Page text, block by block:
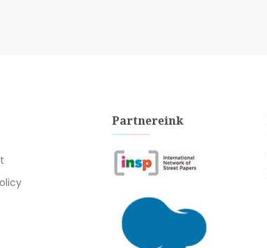
Partnereink